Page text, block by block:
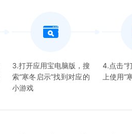
3.打开应用宝电脑版，搜
索“寒冬启示”找到对应的
小游戏
4.点击“
上使用“